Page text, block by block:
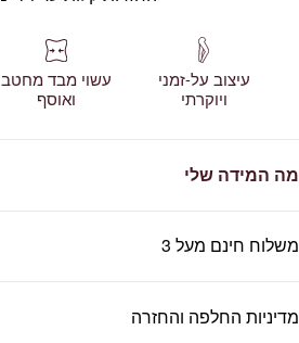
עיצוב על-זמני
ויוקרתי
עשוי מבד מחטב
ואוסף
מה המידה שלי
משלוח חינם מעל 3
מדיניות החלפה והחזרה